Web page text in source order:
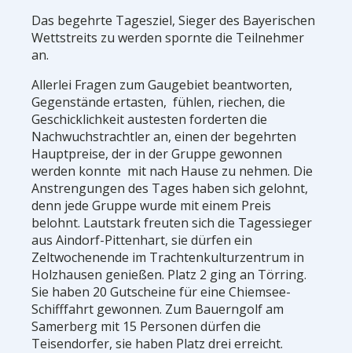
Das begehrte Tagesziel, Sieger des Bayerischen
Wettstreits zu werden spornte die Teilnehmer
an.
Allerlei Fragen zum Gaugebiet beantworten,
Gegenstände ertasten, fühlen, riechen, die
Geschicklichkeit austesten forderten die
Nachwuchstrachtler an, einen der begehrten
Hauptpreise, der in der Gruppe gewonnen
werden konnte mit nach Hause zu nehmen. Die
Anstrengungen des Tages haben sich gelohnt,
denn jede Gruppe wurde mit einem Preis
belohnt. Lautstark freuten sich die Tagessieger
aus Aindorf-Pittenhart, sie dürfen ein
Zeltwochenende im Trachtenkulturzentrum in
Holzhausen genießen. Platz 2 ging an Törring.
Sie haben 20 Gutscheine für eine Chiemsee-
Schifffahrt gewonnen. Zum Bauerngolf am
Samerberg mit 15 Personen dürfen die
Teisendorfer, sie haben Platz drei erreicht.